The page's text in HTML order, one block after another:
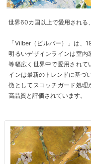
世界60カ国以上で愛用される
「Vilber（ビルバー）」は、
明るいデザインラインは室内
等幅広く世界中で愛用されて
インは最新のトレンドに基づ
徴としてスコッチガード処理
高品質と評価されています。